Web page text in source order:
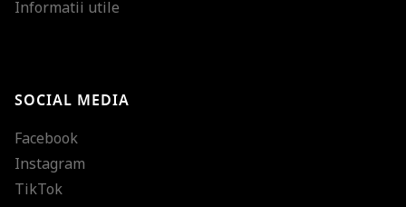
Informatii utile
SOCIAL MEDIA
Facebook
Instagram
TikTok